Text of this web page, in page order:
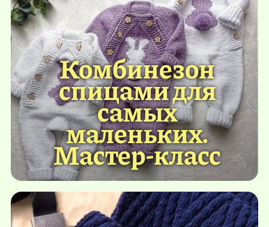
Комбинезон
спицами для
самых
маленьких.
Мастер-класс